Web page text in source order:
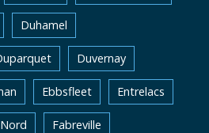
Duhamel
Duvernay
Ebbsfleet Entrelacs
Fabreville